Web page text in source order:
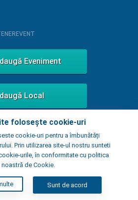
folosește cookie-uri
cookie-uri pentru a îmbunătăți
Prin utilizarea site-ul nostru sunteti
urile, în conformitate cu politica
noastră de Cookie.
Sunt de acord
Eveniment
Local